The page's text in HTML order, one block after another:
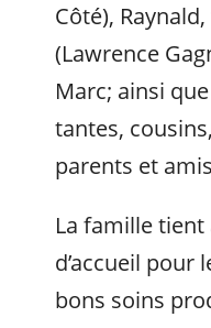
Côté),
(Lawrence
Marc; ainsi
tantes,
parents et
La famille
d’accueil pour
bons soins